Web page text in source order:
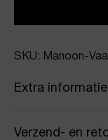
SKU: Manoon-
Extra informatie
Kleur
Verzend- en